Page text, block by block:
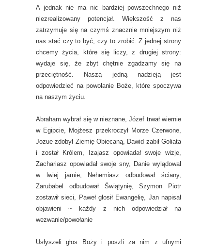
A jednak nie ma nic bardziej powszechnego niż
niezrealizowany potencjał. Większość z nas
zatrzymuje się na czymś znacznie mniejszym niż
nas stać czy to być, czy to zrobić. Z jednej strony
chcemy życia, które się liczy, z drugiej strony:
wydaje się, że zbyt chętnie zgadzamy się na
przeciętność. Naszą jedną nadzieją jest
odpowiedzieć na powołanie Boże, które spoczywa
na naszym życiu.
Abraham wybrał się w nieznane, Józef trwał wiernie
w Egipcie, Mojżesz przekroczył Morze Czerwone,
Jozue zdobył Ziemię Obiecaną, Dawid zabił Goliata
i został Królem, Izajasz opowiadał swoje wizje,
Zachariasz opowiadał swoje sny, Danie wylądował
w lwiej jamie, Nehemiasz odbudował ściany,
Zarubabel odbudował Świątynię, Szymon Piotr
zostawił sieci, Paweł głosił Ewangelię, Jan napisał
objawieni ~ każdy z nich odpowiedział na
wezwanie/powołanie
Usłyszeli głos Boży i poszli za nim z ufnymi